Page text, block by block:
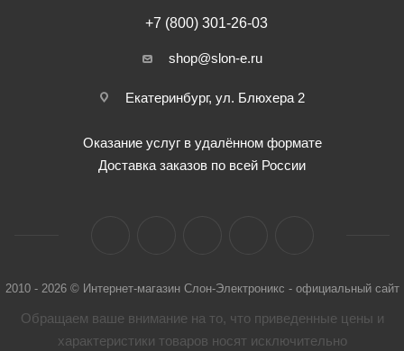
+7 (800) 301-26-03
shop@slon-e.ru
Екатеринбург, ул. Блюхера 2
Оказание услуг в удалённом формате
Доставка заказов по всей России
2010 - 2026 © Интернет-магазин Слон-Электроникс - официальный сайт
Обращаем ваше внимание на то, что приведенные цены и
характеристики товaров носят исключительно